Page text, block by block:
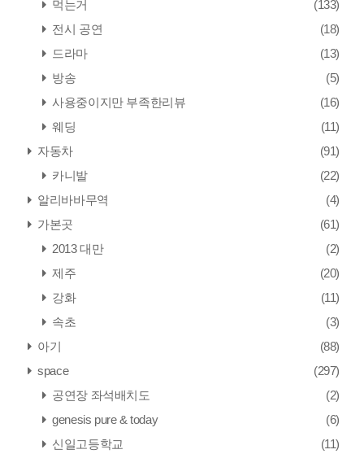
먹는거
(133)
전시 공연
(18)
드라마
(13)
방송
(5)
사용중이지만 부족한리뷰
(16)
웨딩
(11)
자동차
(91)
카니발
(22)
알리바바무역
(4)
가본곳
(61)
2013 대만
(2)
제주
(20)
강화
(11)
속초
(3)
아기
(88)
space
(297)
공연장 좌석배치도
(2)
genesis pure & today
(6)
신일고등학교
(11)